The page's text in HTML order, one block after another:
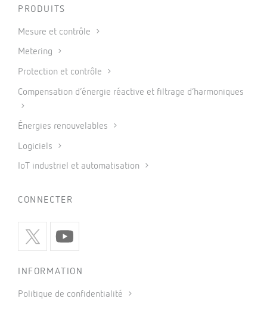
PRODUITS
Mesure et contrôle
Metering
Protection et contrôle
Compensation d’énergie réactive et filtrage d’harmoniques
Énergies renouvelables
Logiciels
IoT industriel et automatisation
CONNECTER
INFORMATION
Politique de confidentialité